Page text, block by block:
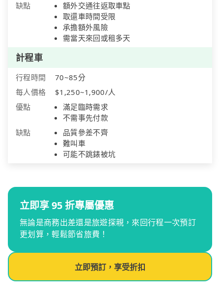
缺點
額外交通往返取車點
取還車時間受限
承擔額外風險
需當天來回或租多天
計程車
行程時間
70~85分
每人價格
$1,250~1,900/人
優點
滿足臨時需求
不需事先付款
缺點
品質參差不齊
難叫車
可能不跳錶被坑
立即享 95 折專屬優惠
無論是商務出差還是旅遊探親，來回行程一次預訂
更划算，輕鬆節省旅費！
立即預訂，享受折扣